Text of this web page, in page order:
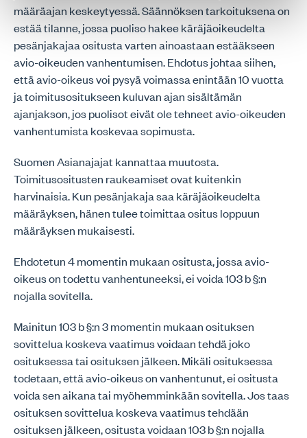
määräajan keskeytyessä. Säännöksen tarkoituksena on
estää tilanne, jossa puoliso hakee käräjäoikeudelta
pesänjakajaa ositusta varten ainoastaan estääkseen
avio-oikeuden vanhentumisen. Ehdotus johtaa siihen,
että avio-oikeus voi pysyä voimassa enintään 10 vuotta
ja toimitusositukseen kuluvan ajan sisältämän
ajanjakson, jos puolisot eivät ole tehneet avio-oikeuden
vanhentumista koskevaa sopimusta.
Suomen Asianajajat kannattaa muutosta.
Toimitusositusten raukeamiset ovat kuitenkin
harvinaisia. Kun pesänjakaja saa käräjäoikeudelta
määräyksen, hänen tulee toimittaa ositus loppuun
määräyksen mukaisesti.
Ehdotetun 4 momentin mukaan ositusta, jossa avio-
oikeus on todettu vanhentuneeksi, ei voida 103 b §:n
nojalla sovitella.
Mainitun 103 b §:n 3 momentin mukaan osituksen
sovittelua koskeva vaatimus voidaan tehdä joko
osituksessa tai osituksen jälkeen. Mikäli osituksessa
todetaan, että avio-oikeus on vanhentunut, ei ositusta
voida sen aikana tai myöhemminkään sovitella. Jos taas
osituksen sovittelua koskeva vaatimus tehdään
osituksen jälkeen, ositusta voidaan 103 b §:n nojalla